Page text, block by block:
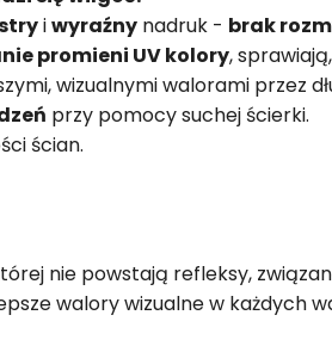
iwyraźny nadruk - brak
promieni UV kolory,
wizualnymi walorami przez
przy pomocy suchej ścierki.
ścian.
nie powstają refleksy,
walory wizualne w każdych